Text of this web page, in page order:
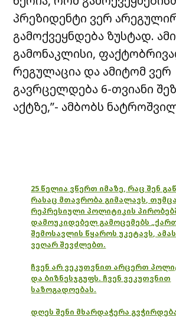
პრეზიდენტი ვერ
გამოქვეყნდება ზუსტად.
გამონაკლისი,
რეგულაცია და ამიტომ ვერ
გავრცელდება 6-თვიანი
აქტზე,”- ამბობს
25 წელია ვწერთ იმაზე, რაც შენ
რასაც მთავრობა გიმალავს,
რეპრესიული პოლიტიკის
დამოუკიდებელ გამოცემებს
შემოსავლის წყაროს უკეტავს,
ვეღარ შევძლებთ.
ჩვენ არ ვეკუთვნით არცერთ
და ბიზნესჯგუფს. ჩვენ ვეკუთვნით
საზოგადოებას.
დღეს შენი მხარდაჭერა